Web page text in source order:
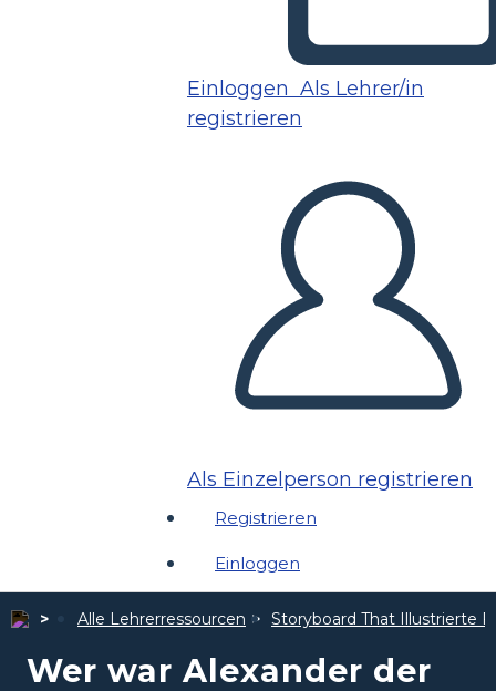
Einloggen Als Lehrer/in
registrieren
Als Einzelperson registrieren
Registrieren
Einloggen
Alle Lehrerressourcen Storyboard That Illustrierte
Wer war Alexander der